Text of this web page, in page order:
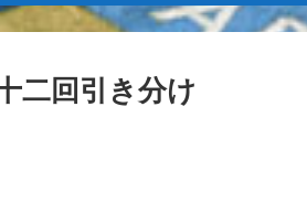
二回引き分け